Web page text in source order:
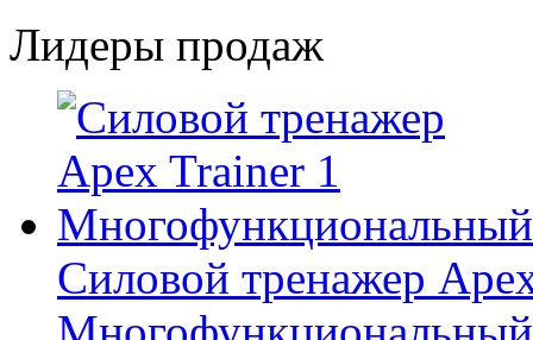
Лидеры продаж
Силовой тренажер